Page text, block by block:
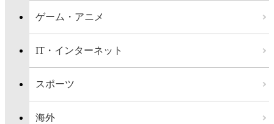
ゲーム・アニメ
IT・インターネット
スポーツ
海外